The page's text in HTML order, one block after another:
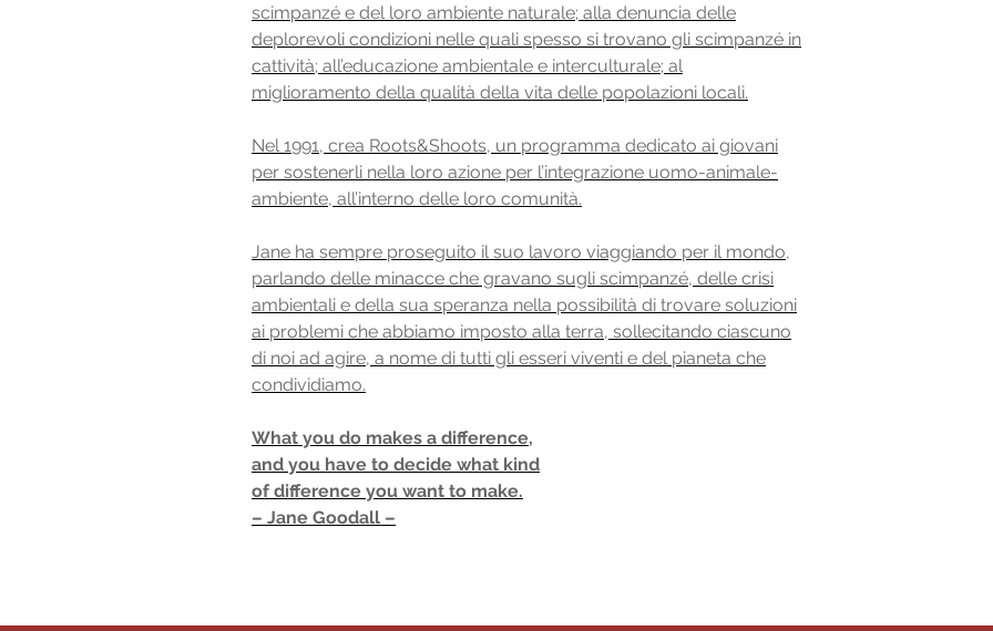
scimpanzé e del loro ambiente naturale; alla denuncia delle
deplorevoli condizioni nelle quali spesso si trovano gli scimpanzé in
cattività; all’educazione ambientale e interculturale; al
miglioramento della qualità della vita delle popolazioni locali.
Nel 1991, crea Roots&Shoots, un programma dedicato ai giovani
per sostenerli nella loro azione per l’integrazione uomo-animale-
ambiente, all’interno delle loro comunità.
Jane ha sempre proseguito il suo lavoro viaggiando per il mondo,
parlando delle minacce che gravano sugli scimpanzé, delle crisi
ambientali e della sua speranza nella possibilità di trovare soluzioni
ai problemi che abbiamo imposto alla terra, sollecitando ciascuno
di noi ad agire, a nome di tutti gli esseri viventi e del pianeta che
condividiamo.
What you do makes a difference,
and you have to decide what kind
of difference you want to make.
– Jane Goodall –